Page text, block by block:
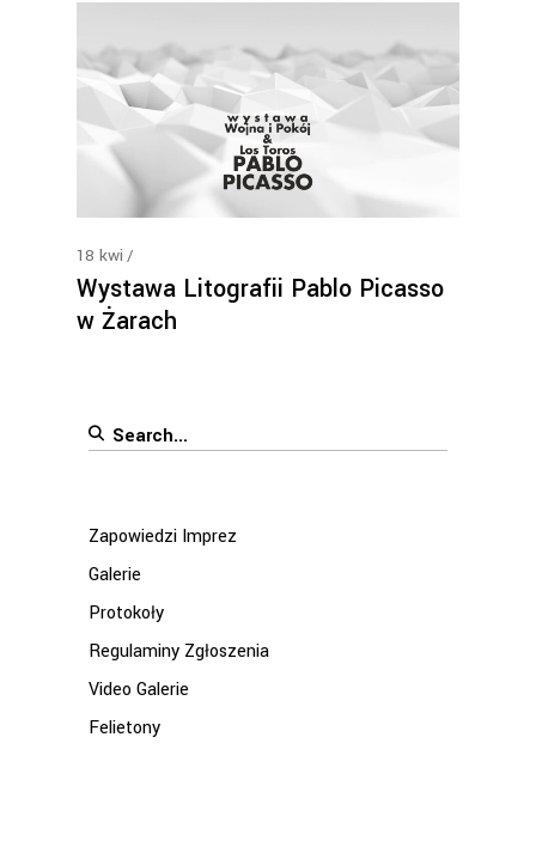
18 kwi
Wystawa Litografii Pablo Picasso
w Żarach
Search
Zapowiedzi Imprez
Galerie
Protokoły
Regulaminy Zgłoszenia
Video Galerie
Felietony